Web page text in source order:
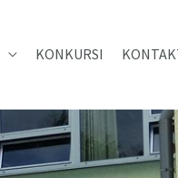
KONKURSI